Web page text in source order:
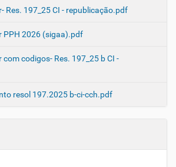
Res. 197_25 CI - republicação.pdf
PPH 2026 (sigaa).pdf
codigos- Res. 197_25 b CI -
resol 197.2025 b-ci-cch.pdf